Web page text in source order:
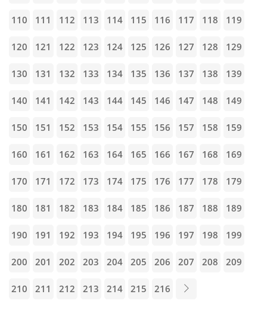
110 111 112 113 114 115 116 117 118 119
120 121 122 123 124 125 126 127 128 129
130 131 132 133 134 135 136 137 138 139
140 141 142 143 144 145 146 147 148 149
150 151 152 153 154 155 156 157 158 159
160 161 162 163 164 165 166 167 168 169
170 171 172 173 174 175 176 177 178 179
180 181 182 183 184 185 186 187 188 189
190 191 192 193 194 195 196 197 198 199
200 201 202 203 204 205 206 207 208 209
210 211 212 213 214 215 216